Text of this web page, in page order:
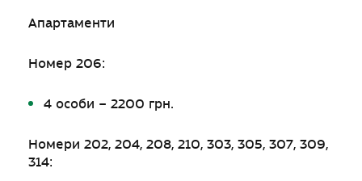
Апартаменти
Номер 206:
4 особи – 2200 грн.
Номери 202, 204, 208, 210, 303, 305, 307, 309,
314: